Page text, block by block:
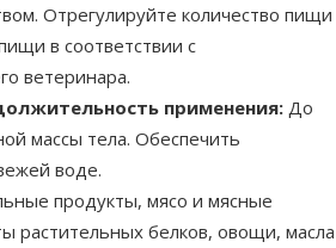
Отрегулируйте количество пищи
в соответствии с
ветеринара.
применения: До
массы тела. Обеспечить
воде.
продукты, мясо и мясные
растительных белков, овощи, масла